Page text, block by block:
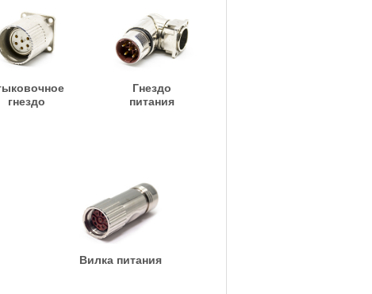
гнездо
Гнездо
питания
Вилка питания